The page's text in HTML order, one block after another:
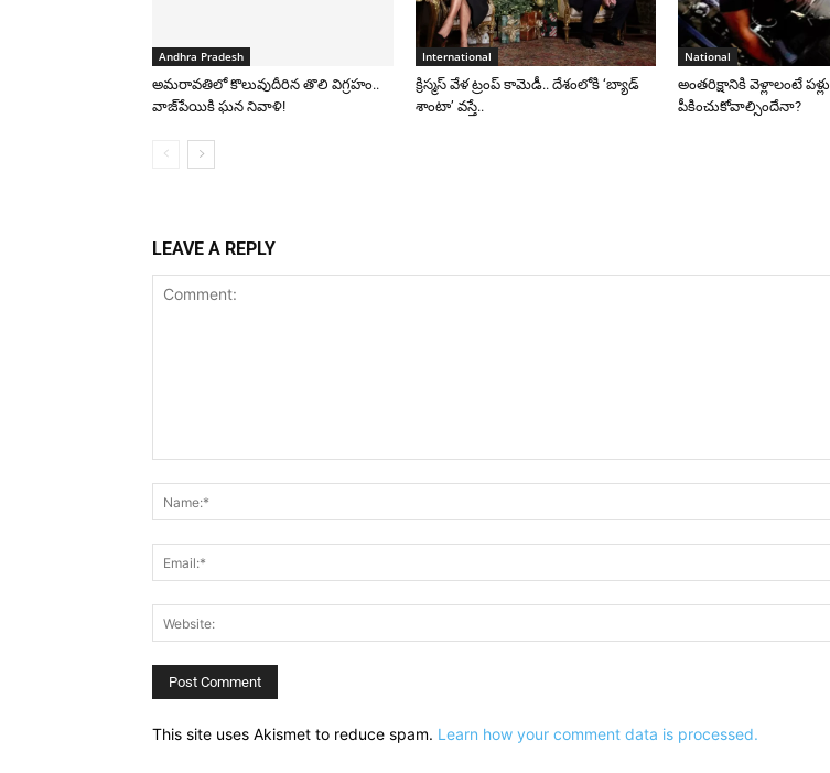
Andhra Pradesh
అమరావతిలో కొలువుదీరిన తొలి విగ్రహం..
వాజ్‌పేయికి ఘన నివాళి!
International
క్రిస్మస్ వేళ ట్రంప్ కామెడీ.. దేశంలోకి ‘బ్యాడ్
శాంటా’ వస్తే..
National
అంతరిక్షానికి వెళ్లాలంటే పళ్లు
పీకించుకోవాల్సిందేనా?
LEAVE A REPLY
This site uses Akismet to reduce spam. Learn how your comment data is processed.